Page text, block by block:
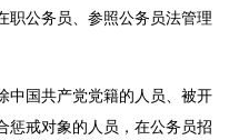
职公务员、参照公务员法管理
中国共产党党籍的人员、被开
惩戒对象的人员，在公务员招